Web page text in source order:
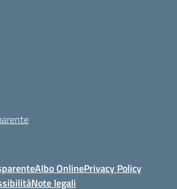
Albo OnlinePrivacy Policy
Note legali